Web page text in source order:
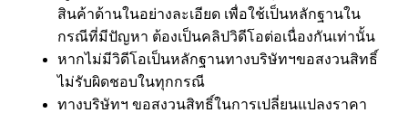
สินค้าด้านในอย่างละเอียด เพื่อใช้เป็นหลักฐานใน
กรณีที่มีปัญหา ต้องเป็นคลิปวิดีโอต่อเนื่องกันเท่านั้น
หากไม่มีวิดีโอเป็นหลักฐานทางบริษัทฯขอสงวนสิทธิ์
ไม่รับผิดชอบในทุกกรณี
ทางบริษัทฯ ขอสงวนสิทธิ์ในการเปลี่ยนแปลงราคา